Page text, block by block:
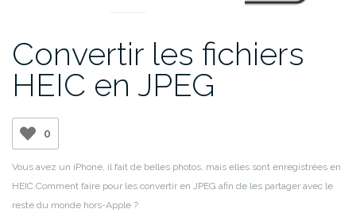
Convertir les fichiers
HEIC en JPEG
0
Vous avez un iPhone, il fait de belles photos, mais elles sont enregistrées en
HEIC. Comment faire pour les convertir en JPEG afin de les partager avec le
reste du monde hors-Apple ?